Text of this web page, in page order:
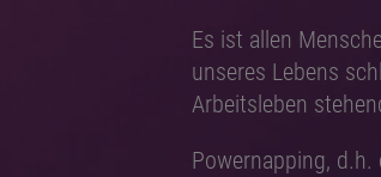
Es ist allen
unseres Lebens
Arbeitsleben
Powernapping,